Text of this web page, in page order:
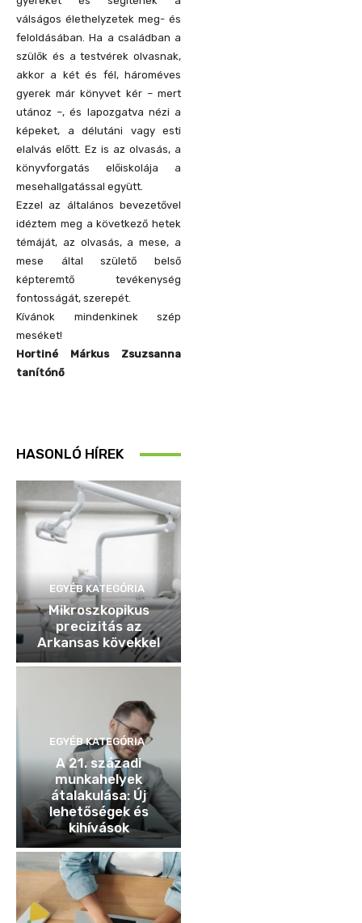
válságos élethelyzetek meg- és
feloldásában. Ha a családban a
szülők és a testvérek olvasnak,
akkor a két és fél, hároméves
gyerek már könyvet kér – mert
utánoz –, és lapozgatva nézi a
képeket, a délutáni vagy esti
elalvás előtt. Ez is az olvasás, a
könyvforgatás előiskolája a
mesehallgatással együtt.
Ezzel az általános bevezetővel
idéztem meg a következő hetek
témáját, az olvasás, a mese, a
mese által születő belső
képteremtő tevékenység
fontosságát, szerepét.
Kívánok mindenkinek szép
meséket!
Hortiné Márkus Zsuzsanna
tanítónő
HASONLÓ HÍREK
EGYÉB KATEGÓRIA
Mikroszkopikus
precizitás az
Arkansas kövekkel
EGYÉB KATEGÓRIA
A 21. századi
munkahelyek
átalakulása: Új
lehetőségek és
kihívások